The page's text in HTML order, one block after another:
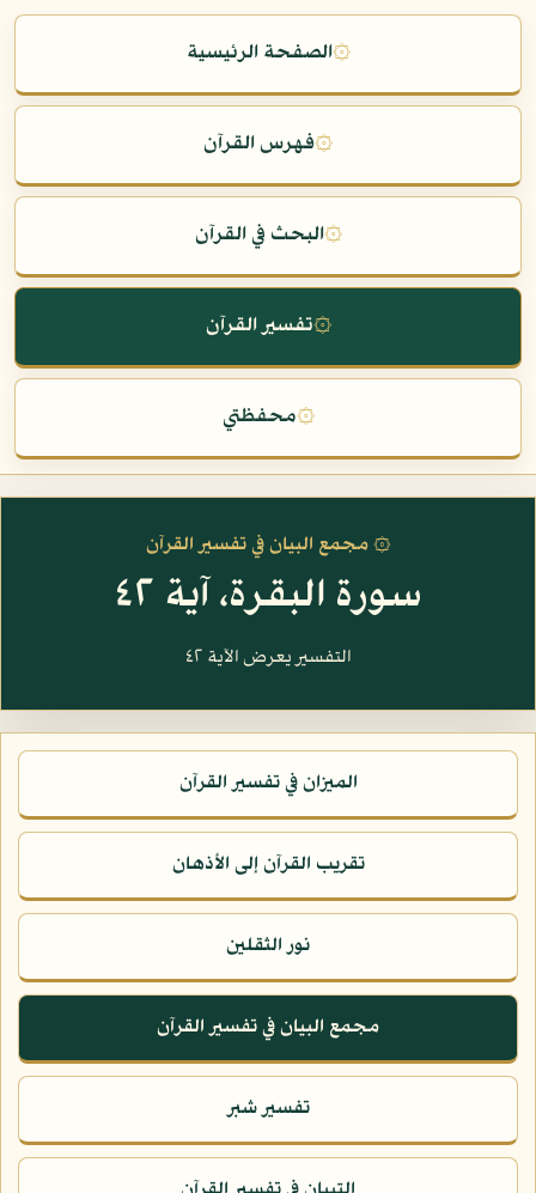
۞الصفحة الرئيسية
۞فهرس القرآن
۞البحث في القرآن
۞تفسير القرآن
۞محفظتي
۞ مجمع البيان في تفسير القرآن
سورة البقرة، آية ٤٢
التفسير يعرض الآية ٤٢
الميزان في تفسير القرآن
تقريب القرآن إلى الأذهان
نور الثقلين
مجمع البيان في تفسير القرآن
تفسير شبر